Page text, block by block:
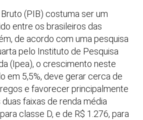
(PIB) costuma ser um
entre os brasileiros das
de acordo com uma pesquisa
pelo Instituto de Pesquisa
(Ipea), o crescimento neste
em 5,5%, deve gerar cerca de
e favorecer principalmente
faixas de renda média
classe D, e de R$ 1.276, para